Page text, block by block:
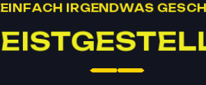
EINFACH IRGENDWAS GESC
EISTGESTEL